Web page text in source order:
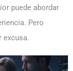
puede abordar
Pero
excusa.